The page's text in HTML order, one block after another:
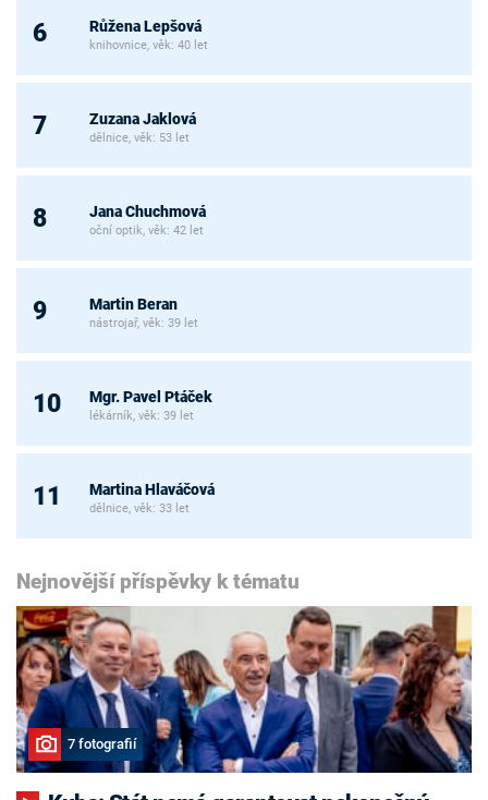
6 Růžena Lepšová
knihovnice, věk: 40 let
7 Zuzana Jaklová
dělnice, věk: 53 let
8 Jana Chuchmová
oční optik, věk: 42 let
9 Martin Beran
nástrojař, věk: 39 let
10 Mgr. Pavel Ptáček
lékárník, věk: 39 let
11 Martina Hlaváčová
dělnice, věk: 33 let
Nejnovější příspěvky k tématu
7 fotografií